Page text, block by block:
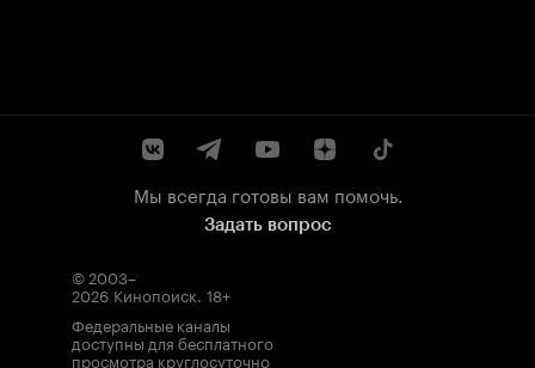
Мы всегда готовы вам помочь.
Задать вопрос
© 2003–
2026 Кинопоиск. 18+
Федеральные каналы
доступны для бесплатного
просмотра круглосуточно